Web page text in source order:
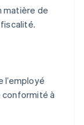
matière de
l’employé
conformité à